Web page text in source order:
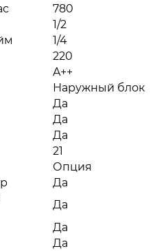
780
1/2
1/4
220
A++
Наружный блок
Да
Да
Да
21
Опция
Да
Да
Да
Да